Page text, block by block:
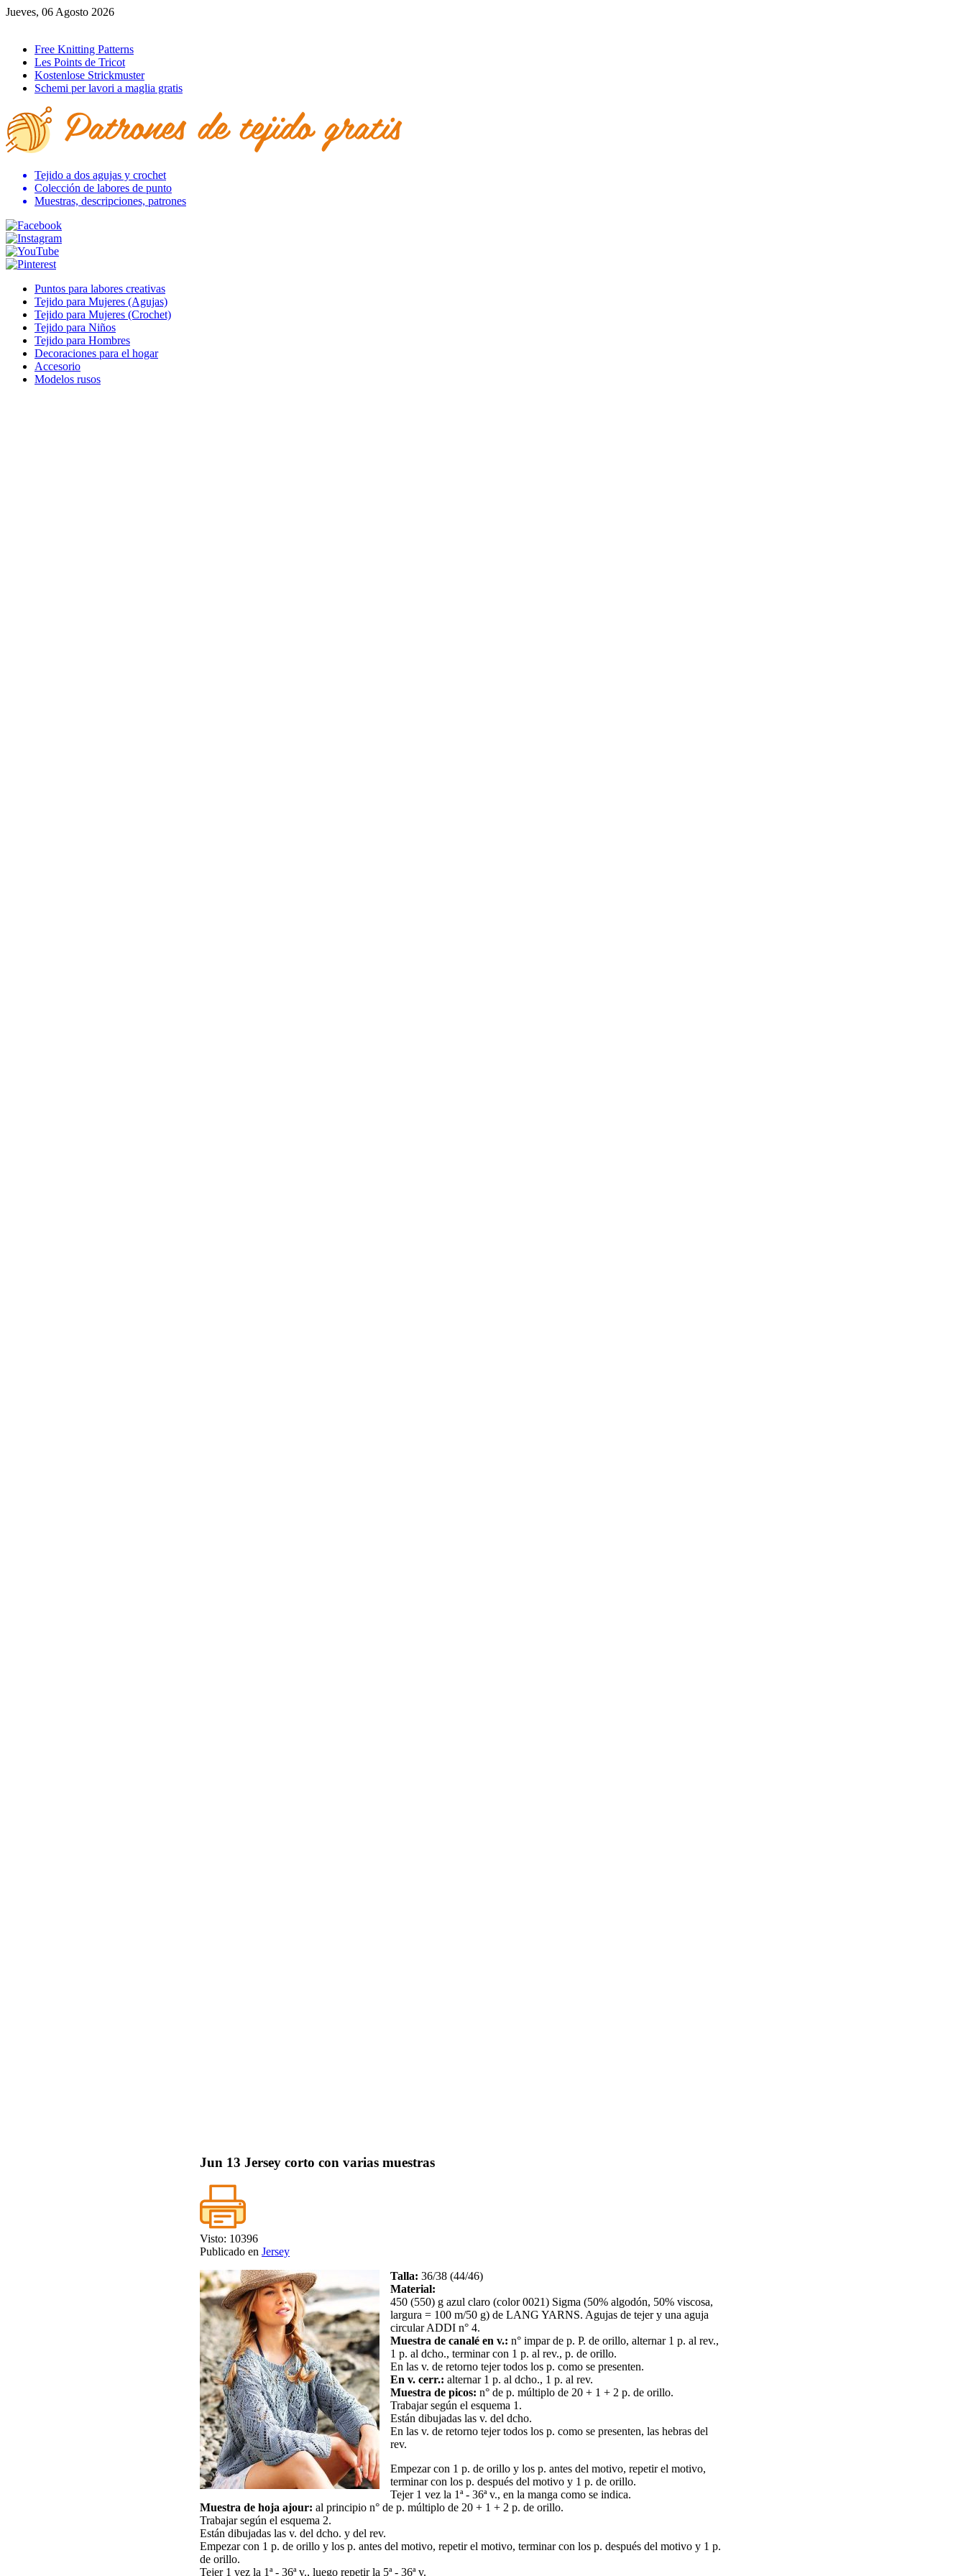
Jueves, 06 Agosto 2026
Free Knitting Patterns
Les Points de Tricot
Kostenlose Strickmuster
Schemi per lavori a maglia gratis
Tejido a dos agujas y crochet
Colección de labores de punto
Muestras, descripciones, patrones
Puntos para labores creativas
Tejido para Mujeres (Agujas)
Tejido para Mujeres (Crochet)
Tejido para Niños
Tejido para Hombres
Decoraciones para el hogar
Accesorio
Modelos rusos
Jun 13 Jersey corto con varias muestras
Visto: 10396
Publicado en Jersey
Talla: 36/38 (44/46)
Material:
450 (550) g azul claro (color 0021) Sigma (50% algodón, 50% viscosa,
largura = 100 m/50 g) de LANG YARNS. Agujas de tejer y una aguja
circular ADDI n° 4.
Muestra de canalé en v.: n° impar de p. P. de orillo, alternar 1 p. al rev.,
1 p. al dcho., terminar con 1 p. al rev., p. de orillo.
En las v. de retorno tejer todos los p. como se presenten.
En v. cerr.: alternar 1 p. al dcho., 1 p. al rev.
Muestra de picos: n° de p. múltiplo de 20 + 1 + 2 p. de orillo.
Trabajar según el esquema 1.
Están dibujadas las v. del dcho.
En las v. de retorno tejer todos los p. como se presenten, las hebras del
rev.
Empezar con 1 p. de orillo y los p. antes del motivo, repetir el motivo,
terminar con los p. después del motivo y 1 p. de orillo.
Tejer 1 vez la 1ª - 36ª v., en la manga como se indica.
Muestra de hoja ajour: al principio n° de p. múltiplo de 20 + 1 + 2 p. de orillo.
Trabajar según el esquema 2.
Están dibujadas las v. del dcho. y del rev.
Empezar con 1 p. de orillo y los p. antes del motivo, repetir el motivo, terminar con los p. después del motivo y 1 p.
de orillo.
Tejer 1 vez la 1ª - 36ª v., luego repetir la 5ª - 36ª v.